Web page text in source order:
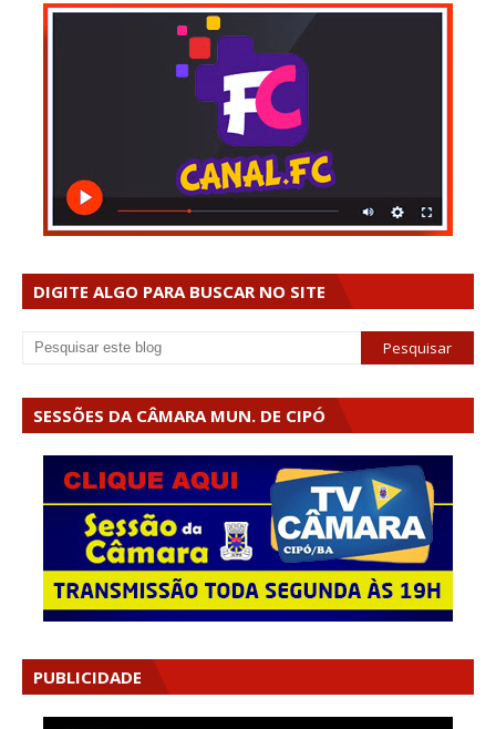
DIGITE ALGO PARA BUSCAR NO SITE
SESSÕES DA CÂMARA MUN. DE CIPÓ
PUBLICIDADE